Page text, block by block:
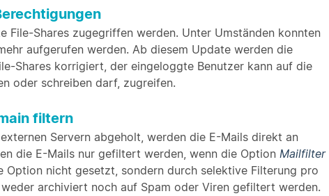
File-Shares zugegriffen werden. Unter Umständen konnten
aufgerufen werden. Ab diesem Update werden die
Shares korrigiert, der eingeloggte Benutzer kann auf die
oder schreiben darf, zugreifen.
filtern
Servern abgeholt, werden die E-Mails direkt an
die E-Mails nur gefiltert werden, wenn die Option Mailfilter
Option nicht gesetzt, sondern durch selektive Filterung pro
archiviert noch auf Spam oder Viren gefiltert werden.